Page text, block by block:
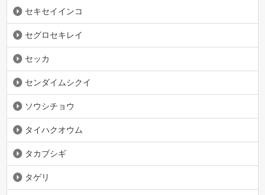
セキセイインコ
セグロセキレイ
セッカ
センダイムシクイ
ソウシチョウ
タイハクオウム
タカブシギ
タゲリ